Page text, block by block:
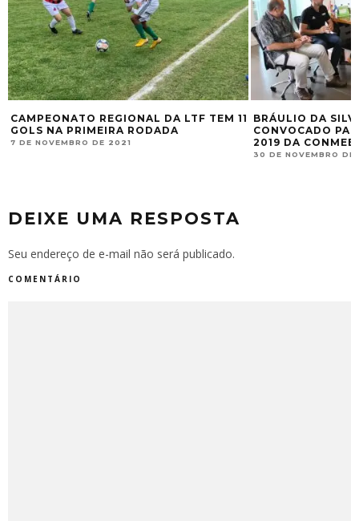
CAMPEONATO REGIONAL DA LTF TEM 11
GOLS NA PRIMEIRA RODADA
7 DE NOVEMBRO DE 2021
BRÁULIO DA
CONVOCADO
2019 DA
30 DE NOVEMBRO DE
DEIXE UMA RESPOSTA
Seu endereço de e-mail não será publicado.
COMENTÁRIO